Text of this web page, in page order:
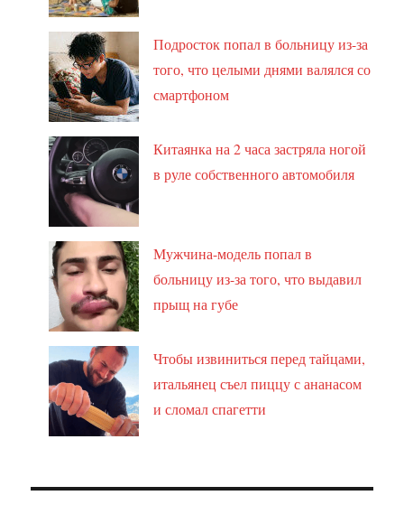
Подросток попал в больницу из-за
того, что целыми днями валялся со
смартфоном
Китаянка на 2 часа застряла ногой
в руле собственного автомобиля
Мужчина-модель попал в
больницу из-за того, что выдавил
прыщ на губе
Чтобы извиниться перед тайцами,
итальянец съел пиццу с ананасом
и сломал спагетти